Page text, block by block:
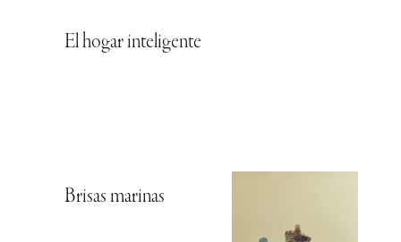
El hogar inteligente
Brisas marinas